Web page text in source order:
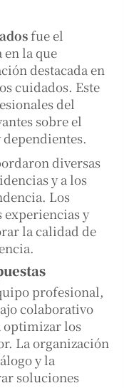
fue el
en la que
destacada en
cuidados. Este
del
sobre el
diversas
y a los
Los
y
la calidad de
profesional,
colaborativo
optimizar los
La organización
y la
soluciones